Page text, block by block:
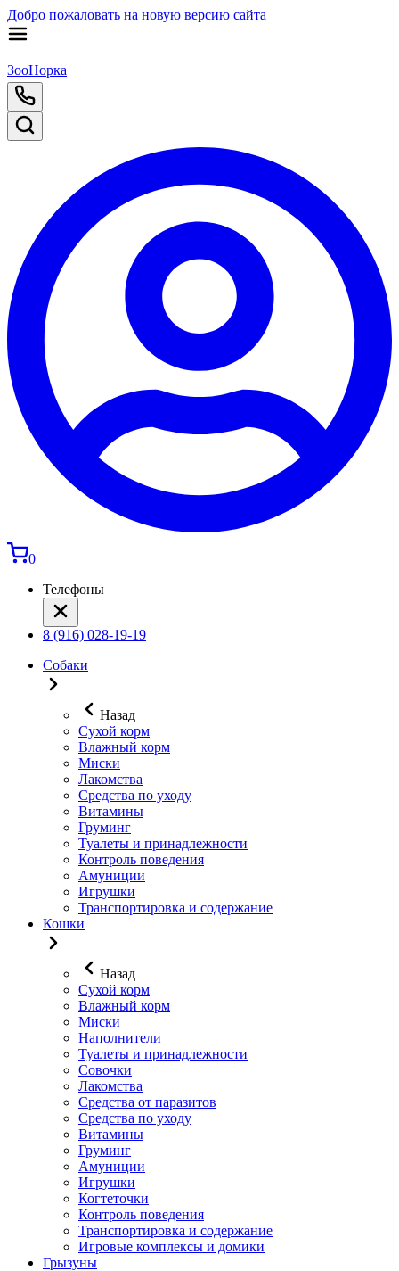
Добро пожаловать на новую версию сайта
ЗооНорка
0
Телефоны
8 (916) 028-19-19
Собаки
Назад
Сухой корм
Влажный корм
Миски
Лакомства
Средства по уходу
Витамины
Груминг
Туалеты и принадлежности
Контроль поведения
Амуниции
Игрушки
Транспортировка и содержание
Кошки
Назад
Сухой корм
Влажный корм
Миски
Наполнители
Туалеты и принадлежности
Совочки
Лакомства
Средства от паразитов
Средства по уходу
Витамины
Груминг
Амуниции
Игрушки
Когтеточки
Контроль поведения
Транспортировка и содержание
Игровые комплексы и домики
Грызуны